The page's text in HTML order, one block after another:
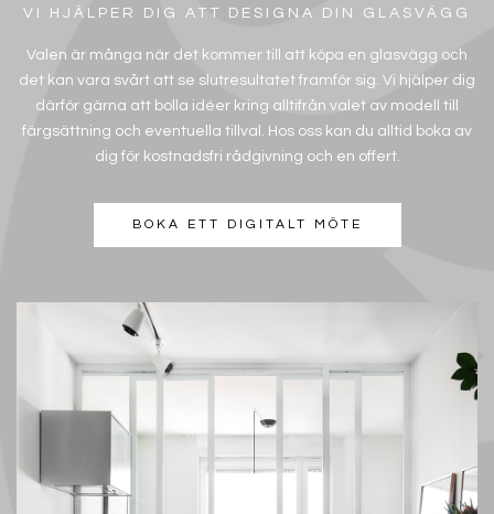
VI HJÄLPER DIG ATT DESIGNA DIN GLASVÄGG
Valen är många när det kommer till att köpa en glasvägg och
det kan vara svårt att se slutresultatet framför sig. Vi hjälper dig
därför gärna att bolla idéer kring alltifrån valet av modell till
färgsättning och eventuella tillval. Hos oss kan du alltid boka av
dig för kostnadsfri rådgivning och en offert.
BOKA ETT DIGITALT MÖTE